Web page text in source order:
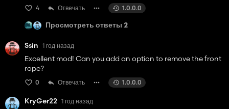
4 Отвечать 1.0.0.0
Просмотреть ответы 2
Ssin 1 год назад
Excellent mod! Can you add an option to remove the front
rope?
0 Отвечать 1.0.0.0
KryGer22 1 год назад